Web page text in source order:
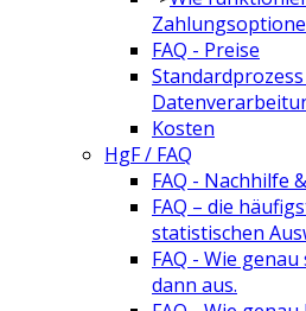
FAQ - Preise
Kosten
HgF / FAQ
FAQ - Nachhilfe
FAQ – die
statistischen
FAQ - Wie
dann aus.